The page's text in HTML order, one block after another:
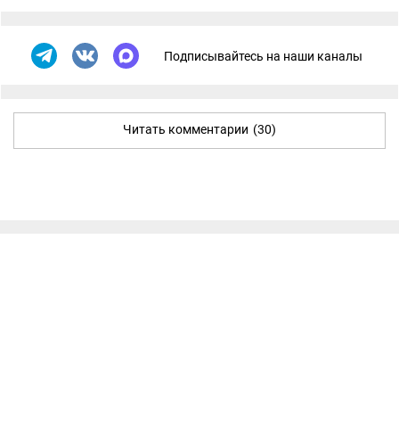
Подписывайтесь на наши каналы
Читать комментарии (30)